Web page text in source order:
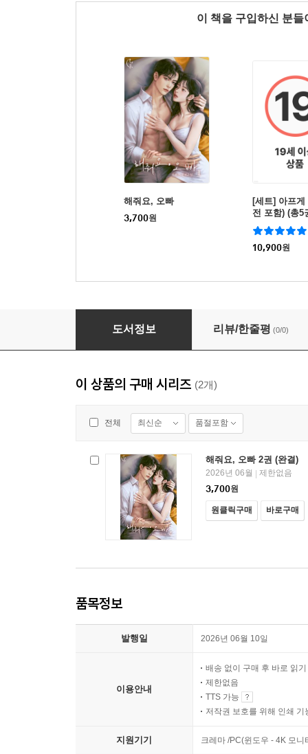
이 책을 구입하신 분
해줘요, 오빠
3,700원
[세트] 아프
전 포함) (총5
10,900원
해줘요, 오빠 2권 (완결)
도서정보 리뷰/한줄평 (0/0)
이 상품의 구매 시리즈 (2개)
전체 최신순 품절포함
해줘요, 오빠 2권 (완결)
2026년 06월
제한없음
3,700원
원클릭구매 바로구매
품목정보
발행일 2026년 06월 10일
이용안내
배송 없이 구매 후 바로 읽기
제한없음
TTS 가능
저작권 보호를 위해 인쇄 기
지원기기 크레마 /PC(윈도우 - 4K 모